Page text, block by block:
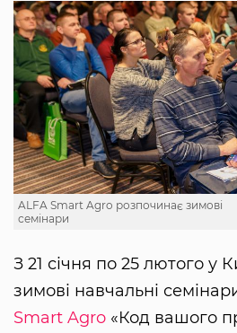
ALFA Smart Agro розпочинає зимові
семінари
З 21 січня по 25 лютого у
зимові навчальні
Smart Agro «Код вашого